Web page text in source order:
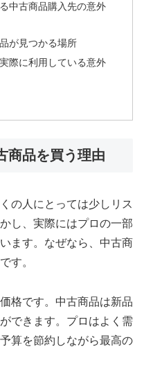
中古商品購入先の意外
が見つかる場所
際に利用している意外
商品を買う理由
の人にとっては少しリス
し、実際にはプロの一部
ます。なぜなら、中古商
す。
格です。中古商品は新品
できます。プロはよく需
算を節約しながら最高の